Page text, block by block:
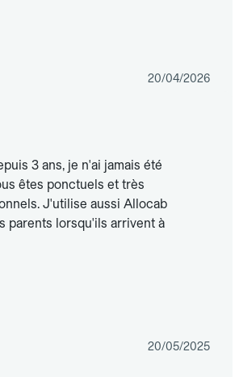
20/04/2026
3 ans, je n'ai jamais été
êtes ponctuels et très
J'utilise aussi Allocab
parents lorsqu'ils arrivent à
20/05/2025